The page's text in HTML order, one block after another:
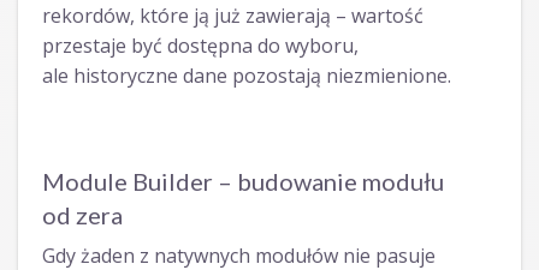
rekordów, które ją już zawierają – wartość
przestaje być dostępna do wyboru,
ale historyczne dane pozostają niezmienione.
Module Builder – budowanie modułu
od zera
Gdy żaden z natywnych modułów nie pasuje